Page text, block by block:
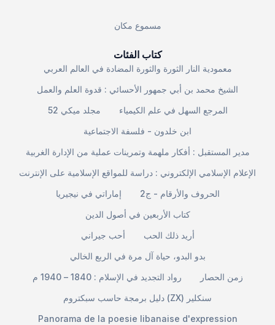
مسموع مكان
كتاب الفئات
معمودية النار الثورة والثورة المضادة في العالم العربي
الشيخ محمد بن أبي جمهور الأحسائي : قدوة العلم والعمل
مجلد ميكي 52
المرجع السهل في علم الكيمياء
ابن خلدون - فلسفة الاجتماعية
مدير المستقبل : أفكار ملهمة وتمرينات عملية من الإدارة الغربية
الإعلام الإسلامي الإلكتروني : دراسة للمواقع الإسلامية على الإنترنت
إماراتي في نيجيريا
الحروف والأرقام - ج2
كتاب الأربعين في أصول الدين
أحب جيراني
أريد ذلك الحب
بدو البدو، حياة آل مرة في الربع الخالي
رواد التجديد في الإسلام : 1840 – 1940 م
زمن الحصار
دليل برمجة حاسب سبكتروم (ZX) سنكلير
Panorama de la poesie libanaise d'expression